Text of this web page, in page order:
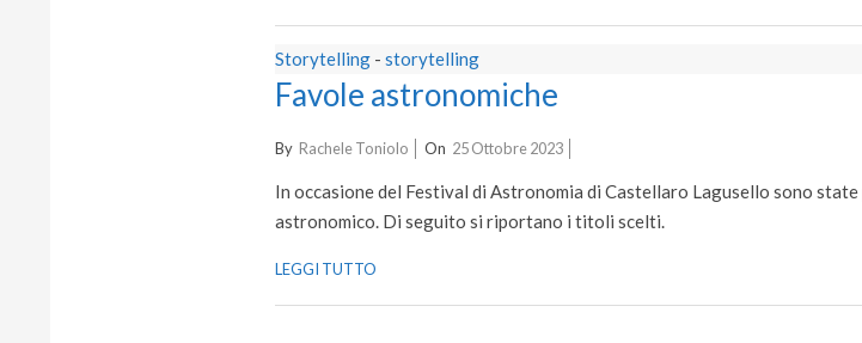
Storytelling- storytelling
Favole astronomiche
2023-
25
By Rachele Toniolo On 25 Ottobre 2023
In occasione del Festival di Astronomia di Castellaro Lagusello sono
astronomico. Di seguito si riportano i titoli scelti.
LEGGI TUTTO